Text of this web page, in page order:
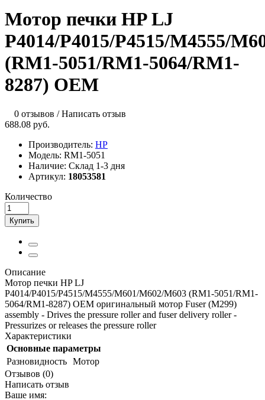
Мотор печки HP LJ
P4014/P4015/P4515/M4555/
(RM1-5051/RM1-5064/RM1-
8287) OEM
0 отзывов /Написать отзыв
688.08 руб.
Производитель: HP
Модель: RM1-5051
Наличие: Склад 1-3 дня
Артикул: 18053581
Количество
Купить
Описание
Мотор печки HP LJ
P4014/P4015/P4515/M4555/M601/M602/M603 (RM1-5051/RM1-
5064/RM1-8287) OEM оригинальный мотор Fuser (M299)
assembly - Drives the pressure roller and fuser delivery roller -
Pressurizes or releases the pressure roller
Характеристики
Основные параметры
Разновидность Мотор
Отзывов (0)
Написать отзыв
Ваше имя: